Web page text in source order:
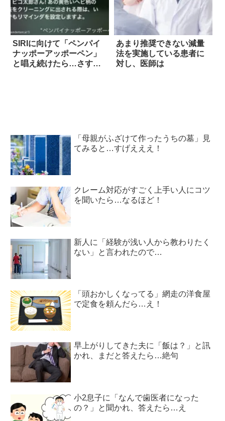
SIRIに向けて「ペンパイ
ナッポーアッポーペン」
と唱え続けたら…さすが
あまり推奨できない減量
法を実施している患者に
対し、医師は
「母親がふざけて作ったうちの墓」見
てみると…すげえええ！
クレーム対応がすごく上手い人にコツ
を聞いたら…なるほど！
新人に「経験が浅い人から教わりたく
ない」と言われたので…
「頭おかしくなってる」網走の洋食屋
で定食を頼んだら…え！
早上がりしてきた夫に「飯は？」と訊
かれ、まだと答えたら…絶句
小2息子に「なんで歯医者になった
の？」と聞かれ、答えたら…え